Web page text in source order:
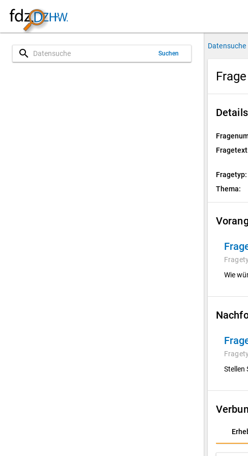
search Suchen
Datensuche
Details
Fragetyp:
Thema:
Wie
Stellen